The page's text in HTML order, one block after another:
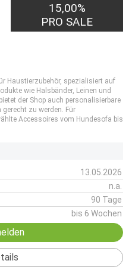
15,00%
PRO SALE
Haustierzubehör, spezialisiert auf
wie Halsbänder, Leinen und
der Shop auch personalisierbare
zu werden. Für
Accessoires vom Hundesofa bis
13.05.2026
n.a.
90 Tage
bis 6 Wochen